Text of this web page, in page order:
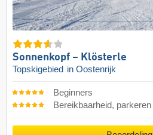
Sonnenkopf – Klösterle
Topskigebied in Oostenrijk
Beginners
Bereikbaarheid, parkeren